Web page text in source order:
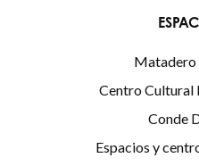
Centro Cultural
Conde
Espacios y